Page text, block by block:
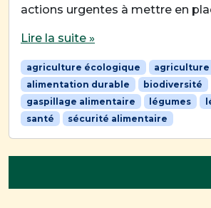
actions urgentes à mettre en
Lire la suite »
agriculture écologique
agriculture
alimentation durable
biodiversité
gaspillage alimentaire
légumes
santé
sécurité alimentaire